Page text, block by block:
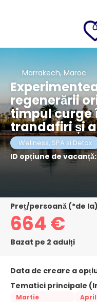
Marrakech, Maroc
regenerării
timpul curge
trandafiri și
Wellness, SPA și Detox
ID opțiune de
Preț/persoană (*de
664 €
Bazat pe 2 adulți
Data de creare a
Tematici principale
Martie